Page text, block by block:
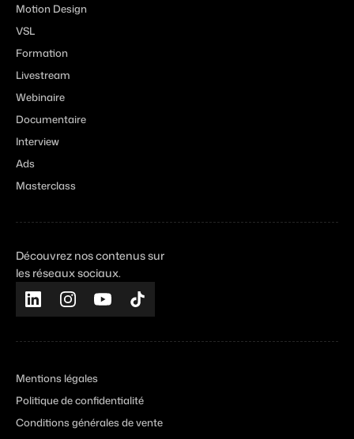
Motion Design
VSL
Formation
Livestream
Webinaire
Documentaire
Interview
Ads
Masterclass
Découvrez nos contenus sur
les réseaux sociaux.
Mentions légales
Politique de confidentialité
Conditions générales de vente